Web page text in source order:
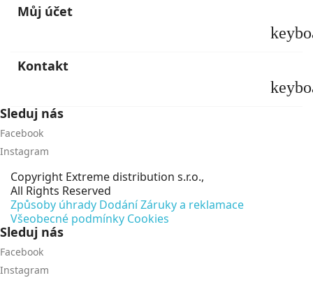
Můj účet
Kontakt
Sleduj nás
Facebook
Instagram
Copyright Extreme distribution s.r.o.,
All Rights Reserved
Způsoby úhrady DodáníZáruky a reklamace
Všeobecné podmínky Cookies
Sleduj nás
Facebook
Instagram